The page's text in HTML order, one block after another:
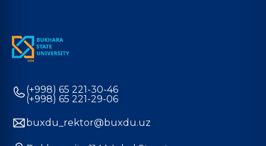
(+998) 65 221-30-46
(+998) 65 221-29-06
buxdu_rektor@buxdu.uz